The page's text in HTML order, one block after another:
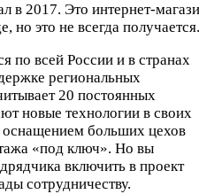
в 2017. Это интернет-
но это не всегда
по всей России и в странах
региональных
20 постоянных
новые технологии в своих
больших цехов
«под ключ». Но вы
включить в проект
сотрудничеству.